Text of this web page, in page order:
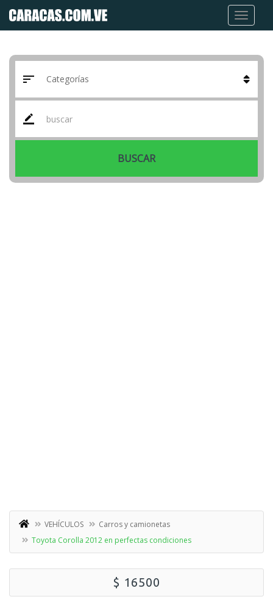
BUSCAR
VEHÍCULOS
Carros y camionetas
Toyota Corolla 2012 en perfectas condiciones
$ 16500